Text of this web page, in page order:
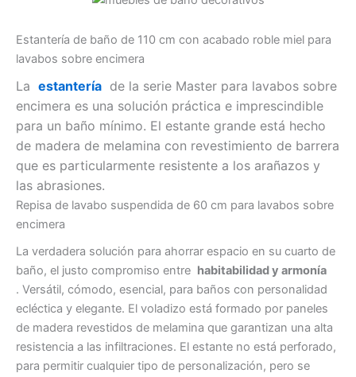
Estantería de baño de 110 cm con acabado roble miel para
lavabos sobre encimera
La estantería de la serie Master para lavabos sobre
encimera es una solución práctica e imprescindible
para un baño mínimo. El estante grande está hecho
de madera de melamina con revestimiento de barrera
que es particularmente resistente a los arañazos y
las abrasiones.
Repisa de lavabo suspendida de 60 cm para lavabos sobre
encimera
La verdadera solución para ahorrar espacio en su cuarto de
baño, el justo compromiso entre habitabilidad y armonía
. Versátil, cómodo, esencial, para baños con personalidad
ecléctica y elegante. El voladizo está formado por paneles
de madera revestidos de melamina que garantizan una alta
resistencia a las infiltraciones. El estante no está perforado,
para permitir cualquier tipo de personalización, pero se